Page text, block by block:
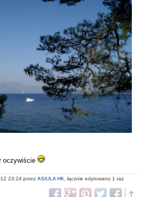
oczywiście
23:24 przez ASIULA HK , łącznie edytowano 1 raz